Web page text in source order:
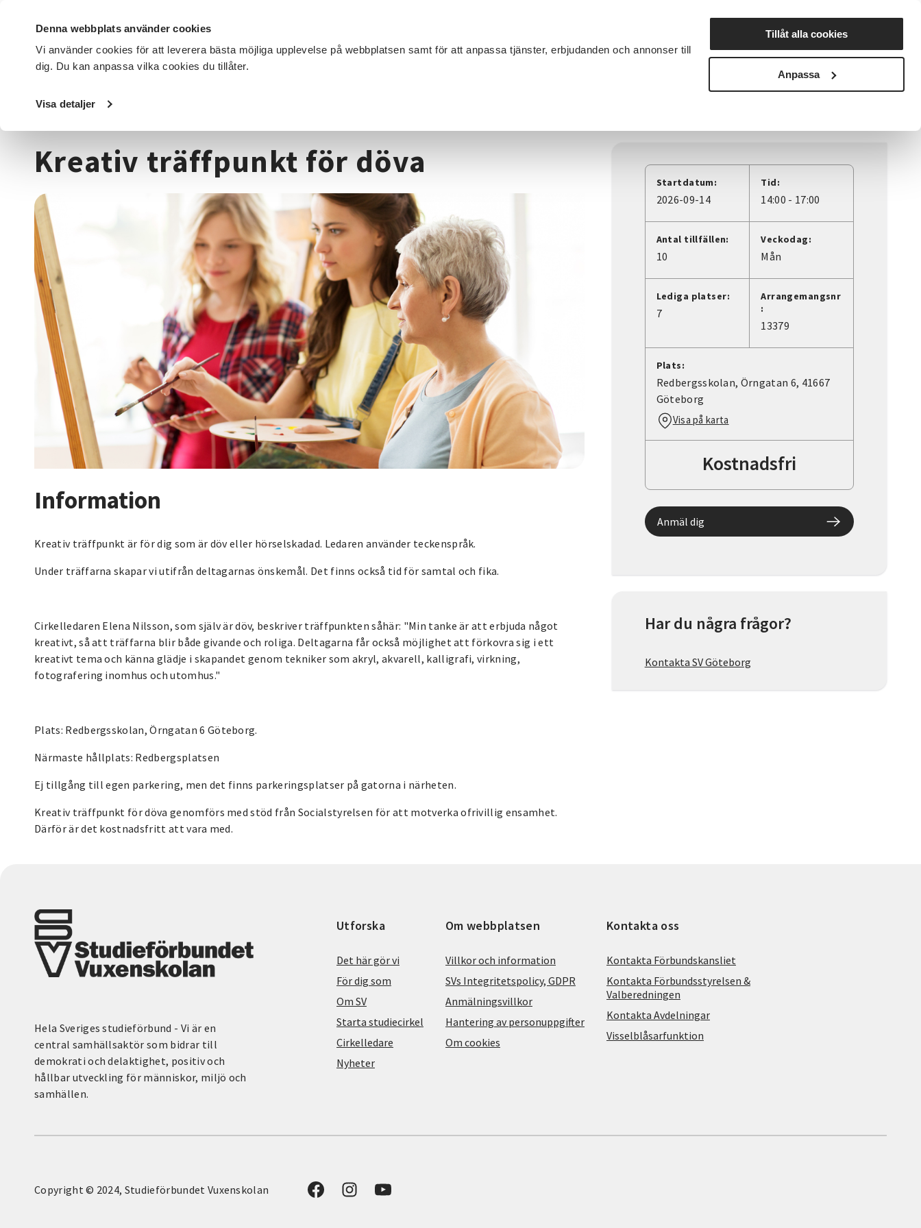
Denna webbplats använder cookies
Vi använder cookies för att leverera bästa möjliga upplevelse på webbplatsen samt för att anpassa tjänster, erbjudanden och annonser till
dig. Du kan anpassa vilka cookies du tillåter.
Visa detaljer
Tillåt alla cookies
Anpassa
DET HÄR GÖR VI FÖR DIG SOM SÖK KURSER OCH EVENEMANG Nyheter Avdelningar
Startsida / Kurser och evenemang
Kreativ träffpunkt för döva
Information
Kreativ träffpunkt är för dig som är döv eller hörselskadad. Ledaren använder teckenspråk.
Under träffarna skapar vi utifrån deltagarnas önskemål. Det finns också tid för samtal och fika.
Cirkelledaren Elena Nilsson, som själv är döv, beskriver träffpunkten såhär: "Min tanke är att erbjuda något
kreativt, så att träffarna blir både givande och roliga. Deltagarna får också möjlighet att förkovra sig i ett
kreativt tema och känna glädje i skapandet genom tekniker som akryl, akvarell, kalligrafi, virkning,
fotografering inomhus och utomhus."
Plats: Redbergsskolan, Örngatan 6 Göteborg.
Närmaste hållplats: Redbergsplatsen
Ej tillgång till egen parkering, men det finns parkeringsplatser på gatorna i närheten.
Kreativ träffpunkt för döva genomförs med stöd från Socialstyrelsen för att motverka ofrivillig ensamhet.
Därför är det kostnadsfritt att vara med.
Startdatum:
2026-09-14
Tid:
14:00 - 17:00
Antal tillfällen:
10
Veckodag:
Mån
Lediga platser:
7
Arrangemangsnr
:
13379
Plats:
Redbergsskolan, Örngatan 6, 41667
Göteborg
Visa på karta
Kostnadsfri
Anmäl dig
Har du några frågor?
Kontakta SV Göteborg
Hela Sveriges studieförbund - Vi är en
central samhällsaktör som bidrar till
demokrati och delaktighet, positiv och
hållbar utveckling för människor, miljö och
samhällen.
Utforska
Det här gör vi
För dig som
Om SV
Starta studiecirkel
Cirkelledare
Nyheter
Om webbplatsen
Villkor och information
SVs Integritetspolicy, GDPR
Anmälningsvillkor
Hantering av personuppgifter
Om cookies
Kontakta oss
Kontakta Förbundskansliet
Kontakta Förbundsstyrelsen &
Valberedningen
Kontakta Avdelningar
Visselblåsarfunktion
Copyright © 2024, Studieförbundet Vuxenskolan